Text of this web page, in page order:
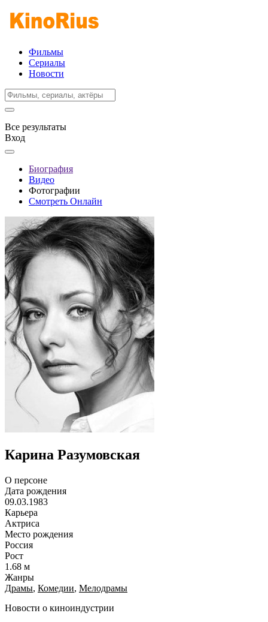
Фильмы
Сериалы
Новости
Все результаты
Вход
Биография
Видео
Фотографии
Смотреть Онлайн
Карина Разумовская
О персоне
Дата рождения
09.03.1983
Карьера
Актриса
Место рождения
Россия
Рост
1.68 м
Жанры
Драмы, Комедии, Мелодрамы
Новости о киноиндустрии